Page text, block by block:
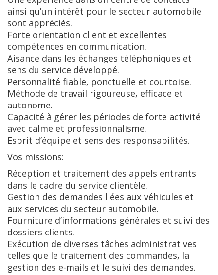
ainsi qu’un intérêt pour le secteur automobile
sont appréciés.
Forte orientation client et excellentes
compétences en communication.
Aisance dans les échanges téléphoniques et
sens du service développé.
Personnalité fiable, ponctuelle et courtoise.
Méthode de travail rigoureuse, efficace et
autonome.
Capacité à gérer les périodes de forte activité
avec calme et professionnalisme.
Esprit d’équipe et sens des responsabilités.
Vos missions:
Réception et traitement des appels entrants
dans le cadre du service clientèle.
Gestion des demandes liées aux véhicules et
aux services du secteur automobile.
Fourniture d’informations générales et suivi des
dossiers clients.
Exécution de diverses tâches administratives
telles que le traitement des commandes, la
gestion des e-mails et le suivi des demandes.